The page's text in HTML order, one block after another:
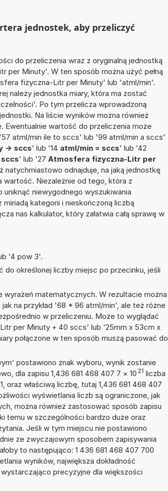
jednostek, aby przeliczyć
do przeliczenia wraz z oryginalną jednostką
per Minuty'. W ten sposób można użyć pełną
fizyczna-Litr per Minuty' lub 'atml/min'.
należy jednostka miary, która ma zostać
Po tym przelicza wprowadzoną
Na liście wyników można również
wartość do przeliczenia może
atml/min ile to sccs' lub '99 atml/min a sccs'
-> sccs' lub '14 atml/min = sccs' lub '42
' lub '27 Atmosfera fizyczna-Litr per
natychmiastowo odnajduje, na jaką jednostkę
Niezależnie od tego, która z
niewygodnego wyszukiwania
kategorii i nieskończoną liczbą
nas kalkulator, który załatwia całą sprawę w
'4 pow 3'.
do określonej liczby miejsc po przecinku, jeśli
wyrażeń matematycznych. W rezultacie można
na przykład '68 * 96 atml/min', ale też różne
w przeliczeniu. Może to wyglądać
per Minuty + 40 sccs' lub '25mm x 53cm x
połączone w ten sposób muszą pasować do
postawiono znak wyboru, wynik zostanie
dla zapisu 1,436 681 468 407 7 × 10 21 liczba
oraz właściwą liczbę, tutaj 1,436 681 468 407
wyświetlania liczb są ograniczone, jak
można również zastosować sposób zapisu
temu w szczególności bardzo duże oraz
Jeśli w tym miejscu nie postawiono
ze zwyczajowym sposobem zapisywania
to następująco: 1 436 681 468 407 700
wyników, największa dokładność
precyzyjne dla większości